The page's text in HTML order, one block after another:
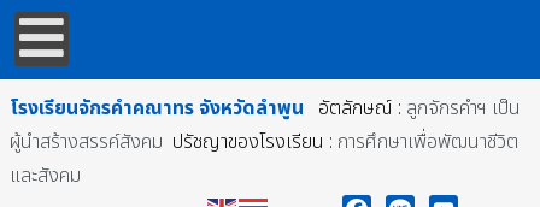
โรงเรียนจักรคำคณาทร จังหวัดลำพูน อัตลักษณ์ : ลูกจักรคำฯ เป็น
ผู้นำสร้างสรรค์สังคม ปรัชญาของโรงเรียน : การศึกษาเพื่อพัฒนาชีวิต
และสังคม